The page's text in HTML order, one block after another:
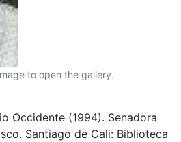
to open the gallery.
Occidente (1994). Senadora
Santiago de Cali: Biblioteca